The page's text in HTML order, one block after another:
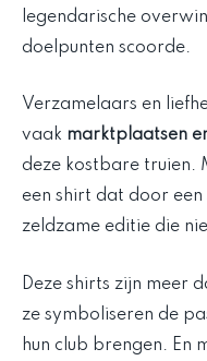
legendarische
doelpunten scoorde.
Verzamelaars en
vaak marktplaatsen
deze kostbare truien.
een shirt dat door
zeldzame editie die
Deze shirts zijn meer
ze symboliseren de
hun club brengen. En